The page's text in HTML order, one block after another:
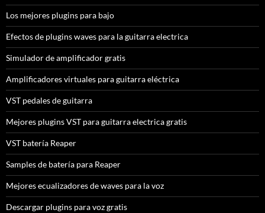
Los mejores plugins para bajo
Efectos de plugins waves para la guitarra electrica
Simulador de amplificador gratis
Amplificadores virtuales para guitarra eléctrica
VST pedales de guitarra
Mejores plugins VST para guitarra electrica gratis
VST batería Reaper
Samples de batería para Reaper
Mejores ecualizadores de waves para la voz
Descargar plugins para voz gratis